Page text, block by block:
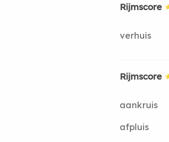
Rijmscore
verhuis
Rijmscore
aankruis
afpluis